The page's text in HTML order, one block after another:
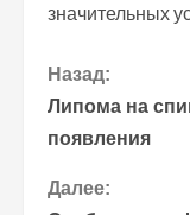
значительных
П
р
о
Назад:
Липома на
появления
Далее: